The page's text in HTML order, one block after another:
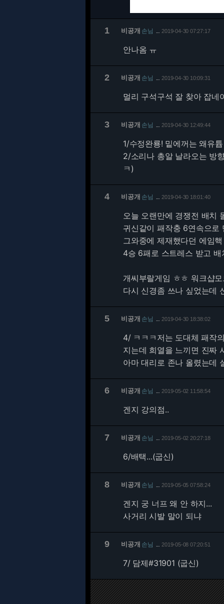
1 비공개 손님 2019-04-30 07:27:17
안나옴 ㅠ
2 비공개 손님 2019-04-30 10:09:31
멀리 구석구석 잘 찾아 잡네
3 비공개 손님 2019-04-30 12:49:44
1/수정완룡! 밑에꺼는 왜유
2/소리나 총알 날라오는 방
ㅋ)
4 비공개 손님 2019-04-30 18:01:40
오늘 오랜만에 경쟁전 배치
귀신같이 패작충 6연속으로
그와중에 제재했다던 에임
4승 6패로 스트레스 받고
개씨부랄게임 ㅎㅎ 워크샵
다시 신경좀 쓰나 싶었는데
5 비공개 손님 2019-04-30 18:38:02
4/ㅋㅋㅋ저는 도대체 패작
지는데 희열을 느끼면 진짜
아마 대리로 존나 올렸는데
6 비공개 손님 2019-05-02 11:58:54
겐지 강의점..
7 비공개 손님 2019-05-02 20:27:18
6/배택...(굽신)
8 비공개 손님 2019-05-05 07:58:24
겐지 궁 너프 왜 안 하지...
사거리 시발 말이 되냐
9 비공개 손님 2019-05-08 07:20:51
7/담제#31901 (굽신)